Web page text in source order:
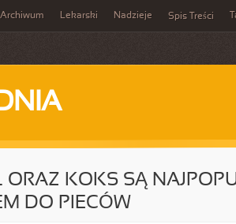
Archiwum Lekarski Nadzieje Spis Treści
ORAZ KOKS SĄ
DO PIECÓW